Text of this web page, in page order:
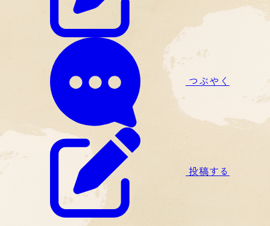
つぶやく
投稿する